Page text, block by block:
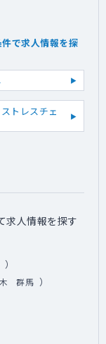
で求人情報を探
トレスチェ
求人情報を探す
）
群馬 ）